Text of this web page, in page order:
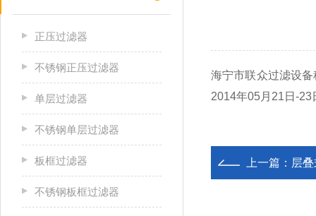
正压过滤器
不锈钢正压过滤器
单层过滤器
不锈钢单层过滤器
板框过滤器
不锈钢板框过滤器
海宁市联众过滤设
2014年05月21日-
上一篇： 层